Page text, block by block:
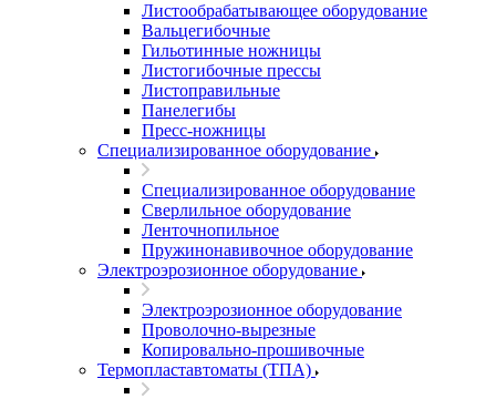
Листообрабатывающее оборудование
Вальцегибочные
Гильотинные ножницы
Листогибочные прессы
Листоправильные
Панелегибы
Пресс-ножницы
Специализированное оборудование
Специализированное оборудование
Сверлильное оборудование
Ленточнопильное
Пружинонавивочное оборудование
Электроэрозионное оборудование
Электроэрозионное оборудование
Проволочно-вырезные
Копировально-прошивочные
Термопластавтоматы (ТПА)